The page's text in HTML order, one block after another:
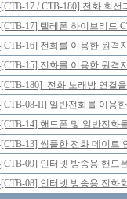
[CTB-17 / CTB-180] 전화 회
[CTB-17] 텔레폰 하이브리드
[CTB-16] 전화를 이용한 원격
[CTB-15] 전화를 이용한 원격
[CTB-180] 전화 노래방 연결
[CTB-08-II] 일반전화를 이용
[CTB-14] 핸드폰 및 일반전화
[CTB-13] 씸플한 전화 데이트
[CTB-09] 인터넷 방송용 핸드
[CTB-08] 인터넷 방송용 전화